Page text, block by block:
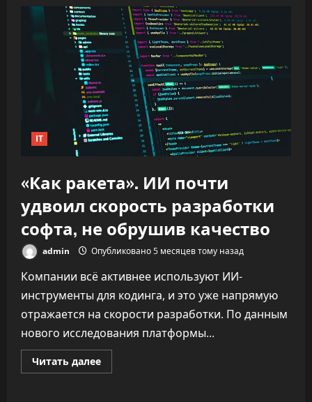
IT
«Как ракета». ИИ почти
удвоил скорость разработки
софта, не обрушив качество
admin Опубликовано 5 месяцев тому назад
Компании всё активнее используют ИИ-
инструменты для кодинга, и это уже напрямую
отражается на скорости разработки. По данным
нового исследования платформы...
Читать далееПрочитать
больше